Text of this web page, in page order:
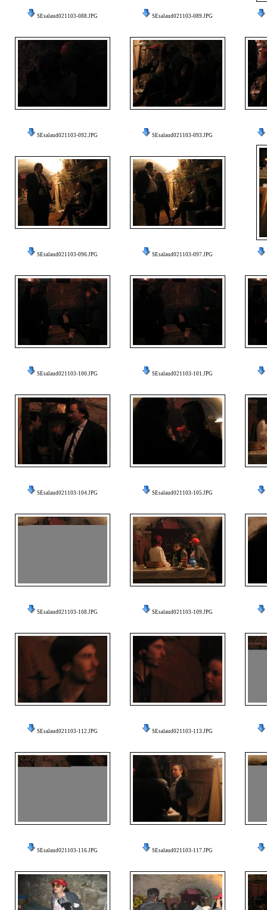
SEsalaud021103-088.JPG SEsalaud021103-089.JPG
SEsalaud021103-092.JPG SEsalaud021103-093.JPG
SEsalaud021103-096.JPG SEsalaud021103-097.JPG
SEsalaud021103-100.JPG SEsalaud021103-101.JPG
SEsalaud021103-104.JPG SEsalaud021103-105.JPG
SEsalaud021103-108.JPG SEsalaud021103-109.JPG
SEsalaud021103-112.JPG SEsalaud021103-113.JPG
SEsalaud021103-116.JPG SEsalaud021103-117.JPG